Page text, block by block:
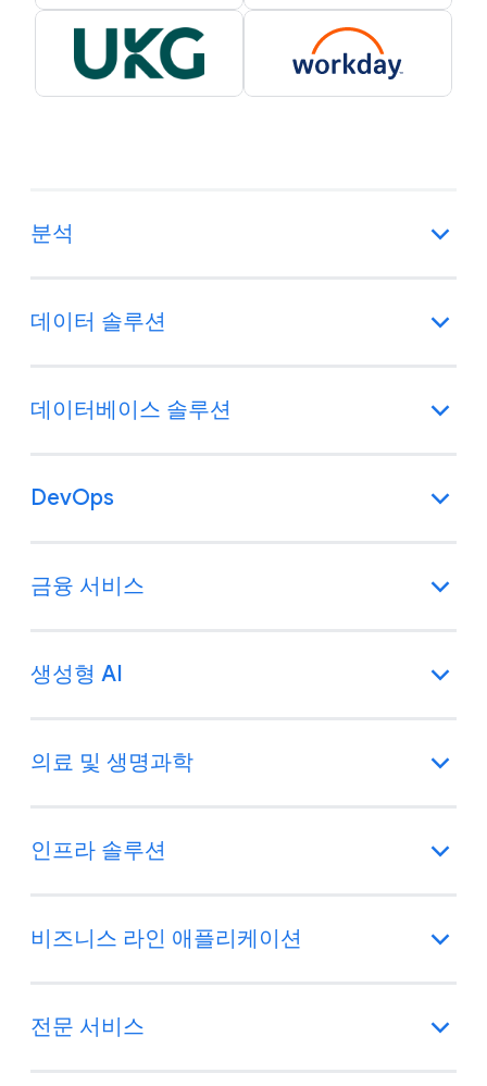
분석
데이터 솔루션
데이터베이스 솔루션
DevOps
금융 서비스
생성형 AI
의료 및 생명과학
인프라 솔루션
비즈니스 라인 애플리케이션
전문 서비스